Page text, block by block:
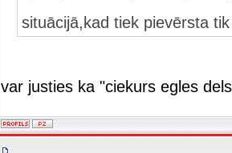
situācijā,kad tiek pievērsta
var justies ka "ciekurs egles